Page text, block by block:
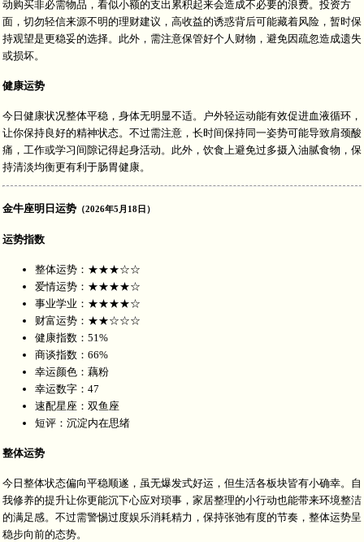
动购买非必需物品，看似小额的支出累积起来会造成不必要的浪费。投资方
面，切勿轻信来源不明的理财建议，高收益的诱惑背后可能藏着风险，暂时保
持观望是更稳妥的选择。此外，需注意保管好个人财物，避免因疏忽造成遗失
或损坏。
健康运势
今日健康状况整体平稳，身体无明显不适。户外轻运动能有效促进血液循环，
让你保持良好的精神状态。不过需注意，长时间保持同一姿势可能导致肩颈酸
痛，工作或学习间隙记得起身活动。此外，饮食上避免过多摄入油腻食物，保
持清淡均衡更有利于肠胃健康。
金牛座明日运势 （2026年5月18日）
运势指数
整体运势：★★★☆☆
爱情运势：★★★★☆
事业学业：★★★★☆
财富运势：★★☆☆☆
健康指数：51%
商谈指数：66%
幸运颜色：藕粉
幸运数字：47
速配星座：双鱼座
短评：沉淀内在思绪
整体运势
今日整体状态偏向平稳顺遂，虽无爆发式好运，但生活各板块皆有小确幸。自
我修养的提升让你更能沉下心应对琐事，家居整理的小行动也能带来环境整洁
的满足感。不过需警惕过度娱乐消耗精力，保持张弛有度的节奏，整体运势呈
稳步向前的态势。